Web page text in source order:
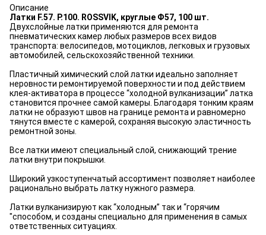
Описание
Латки F.57. P.100. ROSSVIK, круглые Ф57, 100 шт.
Двухслойные латки применяются для ремонта
пневматических камер любых размеров всех видов
транспорта: велосипедов, мотоциклов, легковых и грузовых
автомобилей, сельскохозяйственной техники.
Пластичный химический слой латки идеально заполняет
неровности ремонтируемой поверхности и под действием
клея-активатора в процессе “холодной вулканизации” латка
становится прочнее самой камеры. Благодаря тонким краям
латки не образуют швов на границе ремонта и равномерно
тянутся вместе с камерой, сохраняя высокую эластичность
ремонтной зоны.
Все латки имеют специальный слой, снижающий трение
латки внутри покрышки.
Широкий узкоступенчатый ассортимент позволяет наиболее
рационально выбрать латку нужного размера.
Латки вулканизируют как “холодным” так и “горячим
"способом, и созданы специально для применения в самых
ответственных ситуациях.